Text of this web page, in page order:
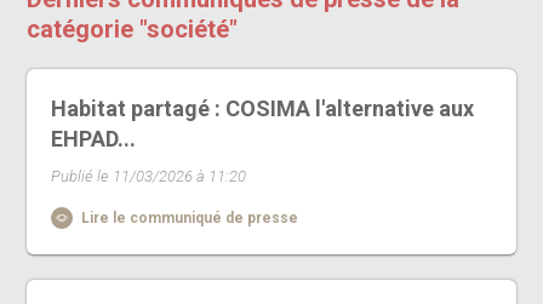
catégorie "société"
Habitat partagé : COSIMA l'alternative aux
EHPAD...
Publié le 11/03/2026 à 11:20
Lire le communiqué de presse